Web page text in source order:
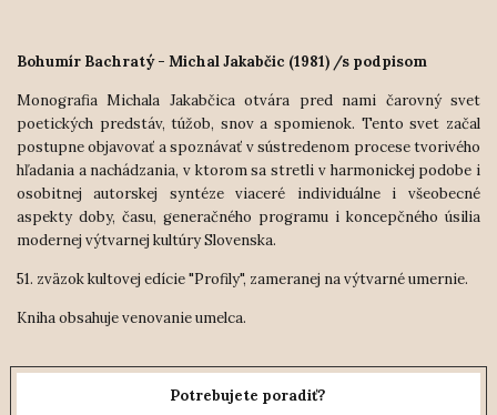
Bohumír Bachratý - Michal Jakabčic (1981) /s podpisom
Monografia Michala Jakabčica otvára pred nami čarovný svet
poetických predstáv, túžob, snov a spomienok. Tento svet začal
postupne objavovať a spoznávať v sústredenom procese tvorivého
hľadania a nachádzania, v ktorom sa stretli v harmonickej podobe i
osobitnej autorskej syntéze viaceré individuálne i všeobecné
aspekty doby, času, generačného programu i koncepčného úsilia
modernej výtvarnej kultúry Slovenska.
51. zväzok kultovej edície "Profily", zameranej na výtvarné umernie.
Kniha obsahuje venovanie umelca.
Potrebujete poradiť?